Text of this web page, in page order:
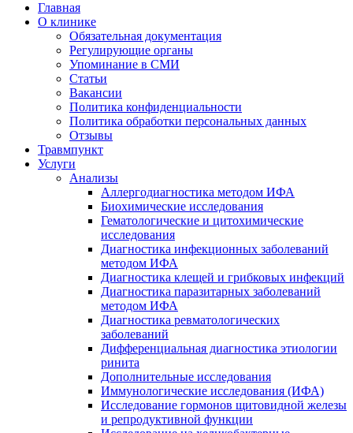
Главная
О клинике
Обязательная документация
Регулирующие органы
Упоминание в СМИ
Статьи
Вакансии
Политика конфиденциальности
Политика обработки персональных данных
Отзывы
Травмпункт
Услуги
Анализы
Аллергодиагностика методом ИФА
Биохимические исследования
Гематологические и цитохимические
исследования
Диагностика инфекционных заболеваний
методом ИФА
Диагностика клещей и грибковых инфекций
Диагностика паразитарных заболеваний
методом ИФА
Диагностика ревматологических
заболеваний
Дифференциальная диагностика этиологии
ринита
Дополнительные исследования
Иммунологические исследования (ИФА)
Исследование гормонов щитовидной железы
и репродуктивной функции